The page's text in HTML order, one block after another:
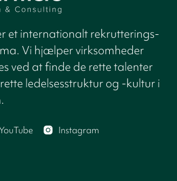
et internationalt rekrutterings-
Vi hjælper virksomheder
ved at finde de rette talenter
ledelsesstruktur og -kultur i
Instagram